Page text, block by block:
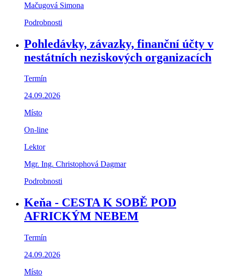
Mačugová Simona
Podrobnosti
Pohledávky, závazky, finanční účty v
nestátních neziskových organizacích
Termín
24.09.2026
Místo
On-line
Lektor
Mgr. Ing. Christophová Dagmar
Podrobnosti
Keňa - CESTA K SOBĚ POD
AFRICKÝM NEBEM
Termín
24.09.2026
Místo